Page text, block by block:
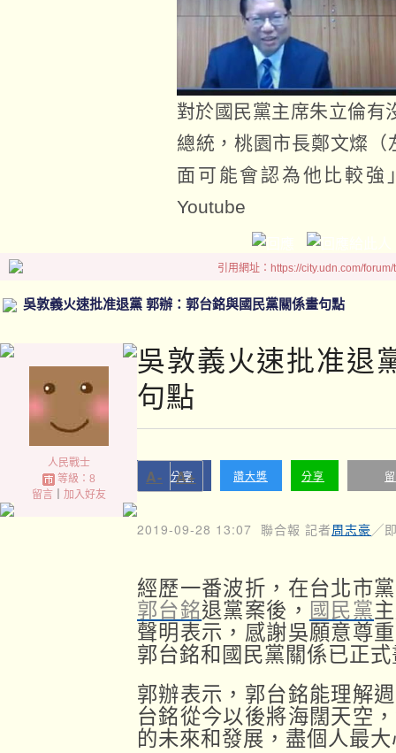
對於國民黨主席朱立倫有
總統，桃園市長鄭文燦
面可能會認為他比較強
Youtube
引用網址：https://city.udn.com/
吳敦義火速批准退黨 郭辦：郭台銘與國民黨關係畫句點
人民戰士
等級：8
留言｜ 加入好友
吳敦義火速批准退
句點
分享 讚大獎 分享
A- A+
2019-09-28 13:07 聯合報 記者周志豪╱
經歷一番波折，在台北市
郭台銘退黨案後， 國民黨
聲明表示，感謝吳願意尊
郭台銘和國民黨關係已正
郭辦表示，郭台銘能理解
台銘從今以後將海闊天空
的未來和發展，盡個人最